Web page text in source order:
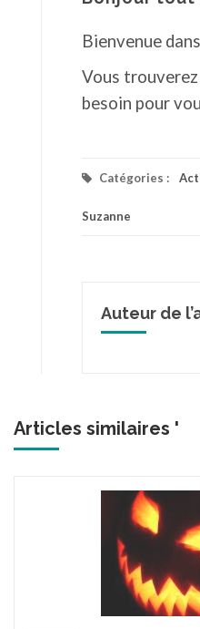
Bienvenue
Vous
besoin pour
Catégories :
Suzanne
Auteur de
Articles similaires '